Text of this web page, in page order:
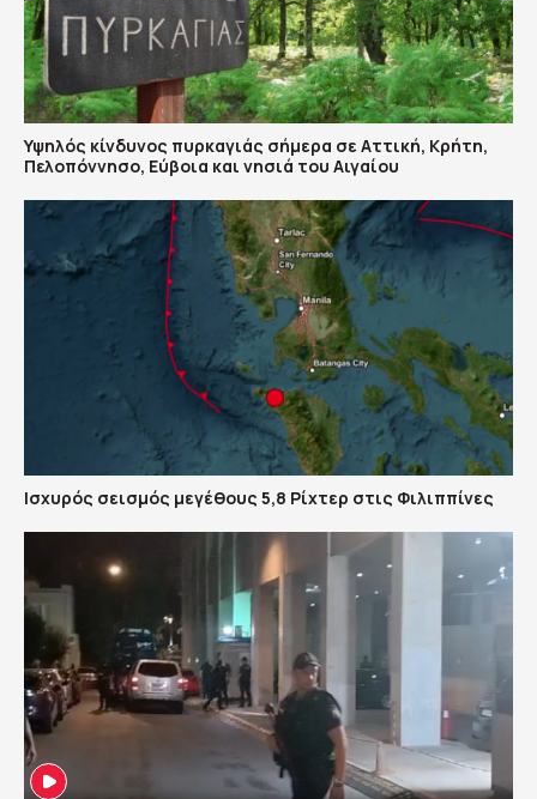
Υψηλός κίνδυνος πυρκαγιάς σήμερα σε Αττική, Κρήτη,
Πελοπόννησο, Εύβοια και νησιά του Αιγαίου
Ισχυρός σεισμός μεγέθους 5,8 Ρίχτερ στις Φιλιππίνες